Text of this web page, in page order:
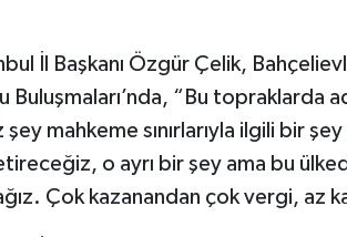
İl Başkanı Özgür Çelik,
Buluşmaları’nda, “Bu topraklarda
mahkeme sınırlarıyla ilgili bir
o ayrı bir şey ama bu
Çok kazanandan çok vergi, az